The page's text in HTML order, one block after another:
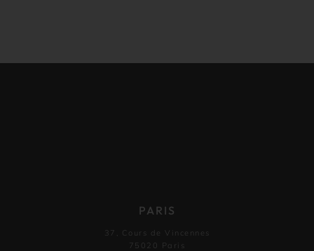
PARIS
37, Cours de Vincennes
75020 Paris